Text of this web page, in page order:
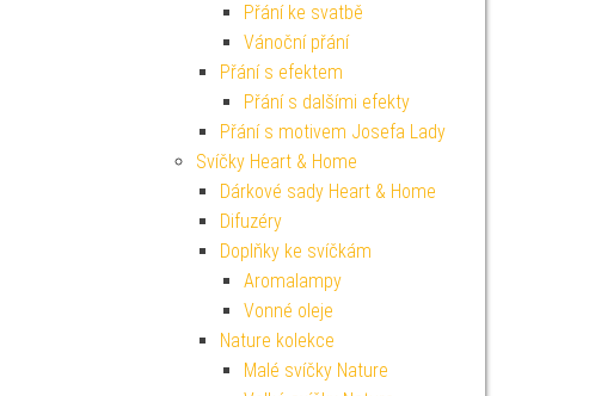
Přání ke svatbě
Vánoční přání
Přání s efektem
Přání s dalšími efekty
Přání s motivem Josefa Lady
Svíčky Heart & Home
Dárkové sady Heart & Home
Difuzéry
Doplňky ke svíčkám
Aromalampy
Vonné oleje
Nature kolekce
Malé svíčky Nature